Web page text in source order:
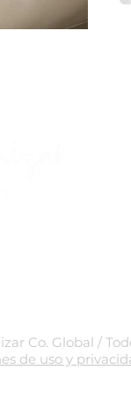
Co. Global /
de uso y